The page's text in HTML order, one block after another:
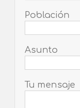
Población
Asunto
Tu mensaje